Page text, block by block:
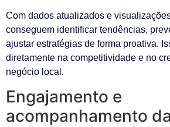
Com dados atualizados e
conseguem identificar tendências,
ajustar estratégias de forma proativa.
diretamente na competitividade e no
negócio local.
Engajamento e
acompanhamento